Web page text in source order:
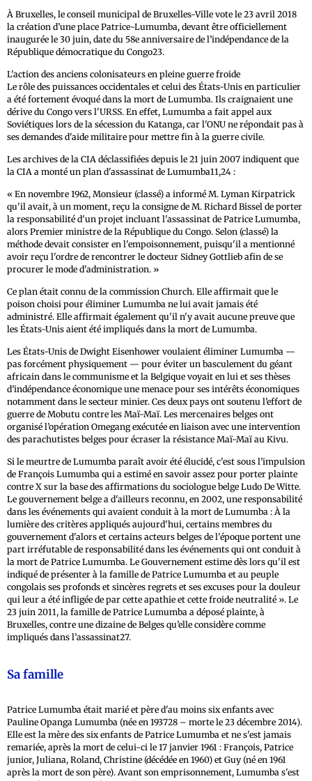
À Bruxelles, le conseil municipal de Bruxelles-Ville vote le 23 avril 2018
la création d’une place Patrice-Lumumba, devant être officiellement
inaugurée le 30 juin, date du 58e anniversaire de l’indépendance de la
République démocratique du Congo23.
L'action des anciens colonisateurs en pleine guerre froide
Le rôle des puissances occidentales et celui des États-Unis en particulier
a été fortement évoqué dans la mort de Lumumba. Ils craignaient une
dérive du Congo vers l'URSS. En effet, Lumumba a fait appel aux
Soviétiques lors de la sécession du Katanga, car l'ONU ne répondait pas à
ses demandes d'aide militaire pour mettre fin à la guerre civile.
Les archives de la CIA déclassifiées depuis le 21 juin 2007 indiquent que
la CIA a monté un plan d'assassinat de Lumumba11,24 :
« En novembre 1962, Monsieur (classé) a informé M. Lyman Kirpatrick
qu'il avait, à un moment, reçu la consigne de M. Richard Bissel de porter
la responsabilité d'un projet incluant l'assassinat de Patrice Lumumba,
alors Premier ministre de la République du Congo. Selon (classé) la
méthode devait consister en l'empoisonnement, puisqu'il a mentionné
avoir reçu l'ordre de rencontrer le docteur Sidney Gottlieb afin de se
procurer le mode d'administration. »
Ce plan était connu de la commission Church. Elle affirmait que le
poison choisi pour éliminer Lumumba ne lui avait jamais été
administré. Elle affirmait également qu'il n'y avait aucune preuve que
les États-Unis aient été impliqués dans la mort de Lumumba.
Les États-Unis de Dwight Eisenhower voulaient éliminer Lumumba —
pas forcément physiquement — pour éviter un basculement du géant
africain dans le communisme et la Belgique voyait en lui et ses thèses
d’indépendance économique une menace pour ses intérêts économiques
notamment dans le secteur minier. Ces deux pays ont soutenu l’effort de
guerre de Mobutu contre les Maï-Maï. Les mercenaires belges ont
organisé l’opération Omegang exécutée en liaison avec une intervention
des parachutistes belges pour écraser la résistance Maï-Maï au Kivu.
Si le meurtre de Lumumba paraît avoir été élucidé, c'est sous l’impulsion
de François Lumumba qui a estimé en savoir assez pour porter plainte
contre X sur la base des affirmations du sociologue belge Ludo De Witte.
Le gouvernement belge a d'ailleurs reconnu, en 2002, une responsabilité
dans les événements qui avaient conduit à la mort de Lumumba : À la
lumière des critères appliqués aujourd'hui, certains membres du
gouvernement d'alors et certains acteurs belges de l'époque portent une
part irréfutable de responsabilité dans les événements qui ont conduit à
la mort de Patrice Lumumba. Le Gouvernement estime dès lors qu'il est
indiqué de présenter à la famille de Patrice Lumumba et au peuple
congolais ses profonds et sincères regrets et ses excuses pour la douleur
qui leur a été infligée de par cette apathie et cette froide neutralité ». Le
23 juin 2011, la famille de Patrice Lumumba a déposé plainte, à
Bruxelles, contre une dizaine de Belges qu’elle considère comme
impliqués dans l’assassinat27.
Sa famille
Patrice Lumumba était marié et père d'au moins six enfants avec
Pauline Opanga Lumumba (née en 193728 – morte le 23 décembre 2014).
Elle est la mère des six enfants de Patrice Lumumba et ne s'est jamais
remariée, après la mort de celui-ci le 17 janvier 1961 : François, Patrice
junior, Juliana, Roland, Christine (décédée en 1960) et Guy (né en 1961
après la mort de son père). Avant son emprisonnement, Lumumba s'est